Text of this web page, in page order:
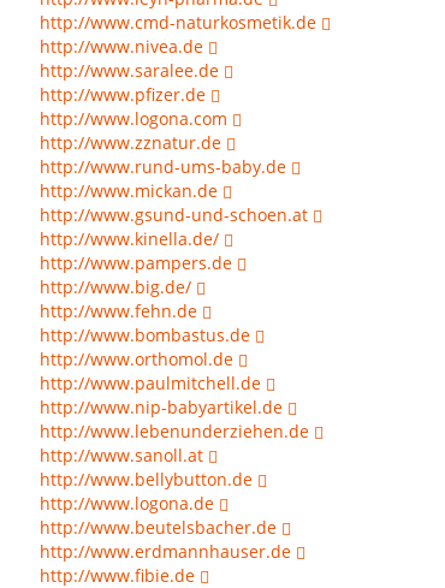
http://www.cmd-naturkosmetik.de
http://www.nivea.de
http://www.saralee.de
http://www.pfizer.de
http://www.logona.com
http://www.zznatur.de
http://www.rund-ums-baby.de
http://www.mickan.de
http://www.gsund-und-schoen.at
http://www.kinella.de/
http://www.pampers.de
http://www.big.de/
http://www.fehn.de
http://www.bombastus.de
http://www.orthomol.de
http://www.paulmitchell.de
http://www.nip-babyartikel.de
http://www.lebenunderziehen.de
http://www.sanoll.at
http://www.bellybutton.de
http://www.logona.de
http://www.beutelsbacher.de
http://www.erdmannhauser.de
http://www.fibie.de